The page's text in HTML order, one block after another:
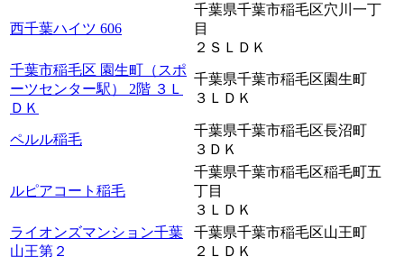
西千葉ハイツ 606
千葉県千葉市稲毛区穴川一丁
目
２ＳＬＤＫ
千葉市稲毛区 園生町（スポ
ーツセンター駅） 2階 ３Ｌ
ＤＫ
千葉県千葉市稲毛区園生町
３ＬＤＫ
ペルル稲毛
千葉県千葉市稲毛区長沼町
３ＤＫ
ルピアコート稲毛
千葉県千葉市稲毛区稲毛町五
丁目
３ＬＤＫ
ライオンズマンション千葉
山王第２
千葉県千葉市稲毛区山王町
２ＬＤＫ